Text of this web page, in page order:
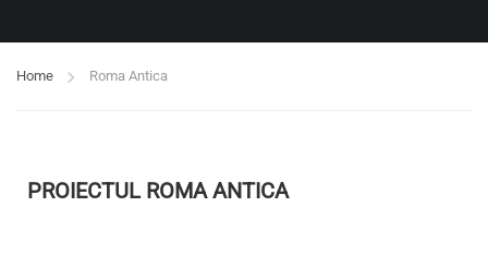
Home Roma Antica
PROIECTUL ROMA ANTICA